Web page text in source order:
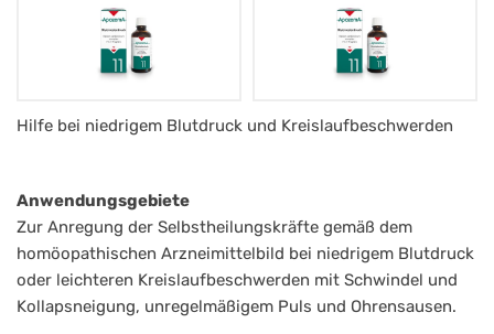
Apozema
11
Tropfen
Blutniederdruck
Hilfe bei niedrigem Blutdruck und Kreislaufbeschwerden
Anwendungsgebiete
Zur Anregung der Selbstheilungskräfte gemäß dem
homöopathischen Arzneimittelbild bei niedrigem Blutdruck
oder leichteren Kreislaufbeschwerden mit Schwindel und
Kollapsneigung, unregelmäßigem Puls und Ohrensausen.